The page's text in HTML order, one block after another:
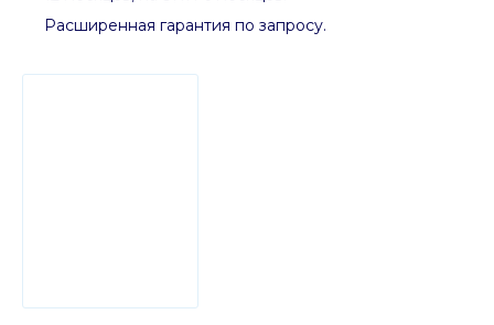
Расширенная гарантия по запросу.